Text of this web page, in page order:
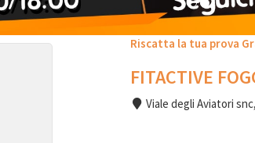
Riscatta la tua prova
FITACTIVE
Viale degli Aviatori